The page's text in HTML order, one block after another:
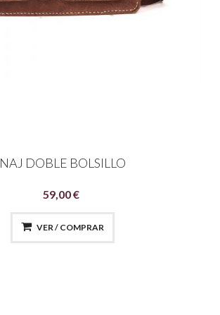
NAJ DOBLE BOLSILLO
59,00 €
VER / COMPRAR